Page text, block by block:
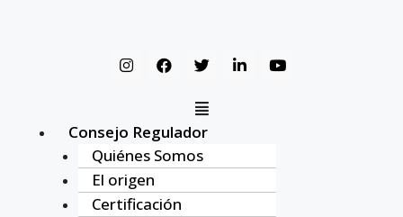
Consejo Regulador
Quiénes Somos
El origen
Certificación